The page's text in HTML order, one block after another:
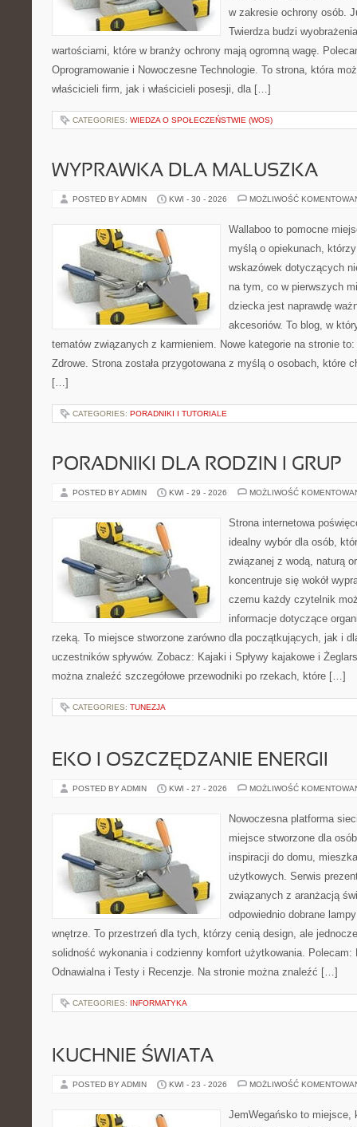
w zakresie ochrony osób.
Twierdza budzi
wartościami, które w branży ochrony mają ogromną wagę.
Oprogramowanie i Nowoczesne Technologie. To strona, która
właścicieli firm, jak i właścicieli posesji, dla […]
CATEGORIES: WIEDZA O SPOŁECZEŃSTWIE (WOS)
WYPRAWKA DLA MALUSZKA
POSTED BY ADMIN KWI - 30 - 2026 MOŻLIWOŚĆ
Wallaboo to pomocne
myślą o opiekunach,
wskazówek dotyczących
na tym, co w pierwszych
dziecka jest naprawdę
akcesoriów. To blog, w
tematów związanych z karmieniem. Nowe kategorie na stronie
Zdrowe. Strona została przygotowana z myślą o osobach, które
[…]
CATEGORIES: PORADNIKI I TUTORIALE
PORADNIKI DLA RODZIN I GRUP
POSTED BY ADMIN KWI - 29 - 2026 MOŻLIWOŚĆ
Strona internetowa
idealny wybór dla osób,
związanej z wodą, naturą
koncentruje się wokół
czemu każdy czytelnik
informacje dotyczące
rzeką. To miejsce stworzone zarówno dla początkujących, jak i
uczestników spływów. Zobacz: Kajaki i Spływy kajakowe i
można znaleźć szczegółowe przewodniki po rzekach, które […]
CATEGORIES: TUNEZJA
EKO I OSZCZĘDZANIE ENERGII
POSTED BY ADMIN KWI - 27 - 2026 MOŻLIWOŚĆ
Nowoczesna platforma
miejsce stworzone dla
inspiracji do domu,
użytkowych. Serwis
związanych z aranżacją
odpowiednio dobrane
wnętrze. To przestrzeń dla tych, którzy cenią design, ale
solidność wykonania i codzienny komfort użytkowania. Polecam:
Odnawialna i Testy i Recenzje. Na stronie można znaleźć […]
CATEGORIES: INFORMATYKA
KUCHNIE ŚWIATA
POSTED BY ADMIN KWI - 23 - 2026 MOŻLIWOŚĆ
JemWegańsko to miejsce,